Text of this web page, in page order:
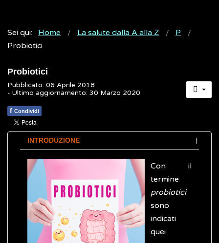
Sei qui: Home La salute dalla A alla Z
P
Probiotici
Probiotici
Pubblicato: 06 Aprile 2018
- Ultimo aggiornamento: 30 Marzo 2020
f Condividi
INTRODUZIONE
Con il
termine
probiotici
sono
indicati
quei